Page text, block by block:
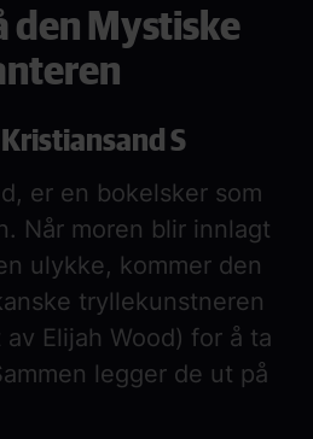
den Mystiske
S
er en bokelsker som
Når moren blir innlagt
ulykke, kommer den
tryllekunstneren
Elijah Wood) for å ta
legger de ut på